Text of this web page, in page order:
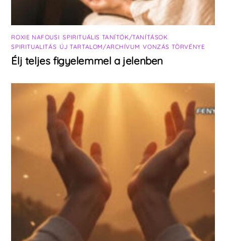
ROXIE NAFOUSI ,SPIRITUÁLIS TANÍTÓK/TANÍTÁSOK
SPIRITUALITÁS ÚJ TARTALOM/ARCHÍVUM ,VONZÁS TÖRVÉNYE
Élj teljes figyelemmel a jelenben